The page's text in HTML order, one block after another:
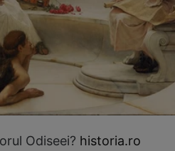
Odiseei? historia.ro